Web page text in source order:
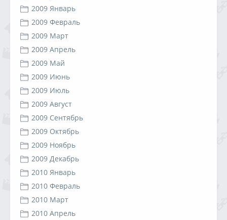
2009 Январь
2009 Февраль
2009 Март
2009 Апрель
2009 Май
2009 Июнь
2009 Июль
2009 Август
2009 Сентябрь
2009 Октябрь
2009 Ноябрь
2009 Декабрь
2010 Январь
2010 Февраль
2010 Март
2010 Апрель